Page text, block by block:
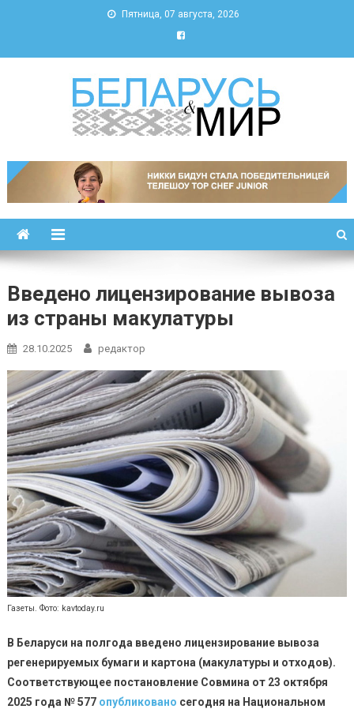
Пятница, 07 августа, 2026
Беларусь и мир
Введено лицензирование вывоза
из страны макулатуры
28.10.2025 редактор
Газеты. Фото: kavtoday.ru
В Беларуси на полгода введено лицензирование вывоза
регенерируемых бумаги и картона (макулатуры и отходов).
Соответствующее постановление Совмина от 23 октября
2025 года № 577 опубликовано сегодня на Национальном